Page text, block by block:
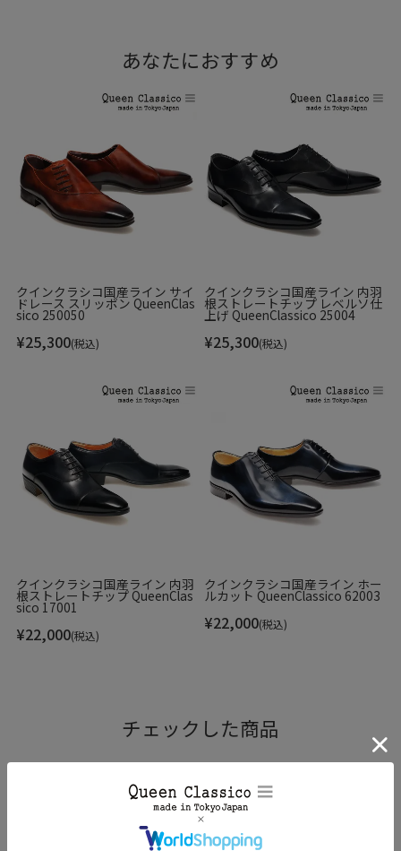
が変化し、経年変化による味わいも楽しめるのが魅力です。
あなたにおすすめ
クインクラシコ国産ライン サイ
ドレース スリッポン QueenClas
sico 250050
¥25,300(税込)
クインクラシコ国産ライン 内羽
根ストレートチップ レベルソ仕
上げ QueenClassico 25004
¥25,300(税込)
クインクラシコ国産ライン 内羽
根ストレートチップ QueenClas
sico 17001
¥22,000(税込)
クインクラシコ国産ライン ホー
ルカット QueenClassico 62003
¥22,000(税込)
チェックした商品
RANKING